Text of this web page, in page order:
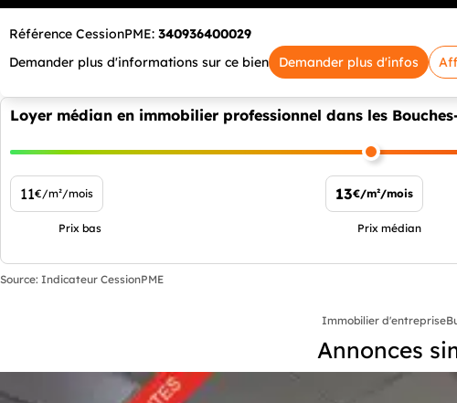
Référence CessionPME: 340936400029
Demander plus d'informations sur ce bien
Demander plus d'infos
Loyer médian en immobilier professionnel dans les
11€/m²/mois
Prix bas
13€/m²/mois
Prix médian
Source: Indicateur CessionPME
Immobilier d'entreprise
Annonces